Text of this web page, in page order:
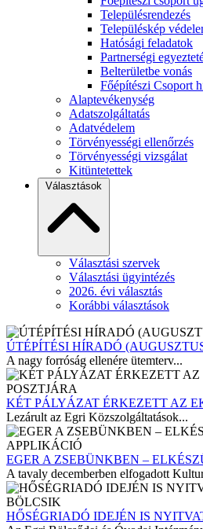
Településrendezés
Településkép
Hatósági feladatok
Partnerségi
Belterületbe vonás
Főépítészi Csoport
Alaptevékenység
Adatszolgáltatás
Adatvédelem
Törvényességi ellenőrzés
Törvényességi vizsgálat
Kitüntetettek
Választások
Választási szervek
Választási ügyintézés
2026. évi választás
Korábbi választások
ÚTÉPÍTÉSI HÍRADÓ
A nagy forróság ellenére ütemterv...
KÉT PÁLYÁZAT ÉRKEZETT AZ
Lezárult az Egri Közszolgáltatások...
EGER A ZSEBÜNKBEN –
A tavaly decemberben elfogadott
HŐSÉGRIADÓ IDEJÉN IS